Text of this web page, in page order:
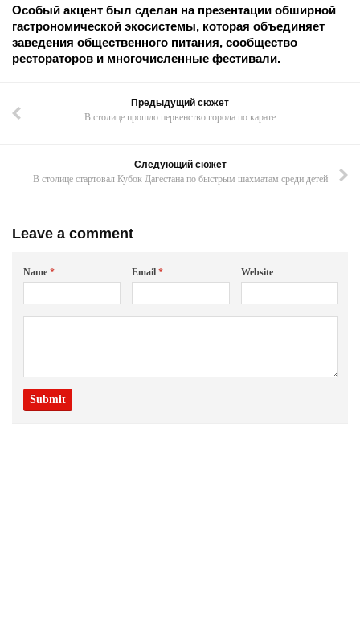
Особый акцент был сделан на презентации обширной
гастрономической экосистемы, которая объединяет
заведения общественного питания, сообщество
рестораторов и многочисленные фестивали.
Предыдущий сюжет
В столице прошло первенство города по карате
Следующий сюжет
В столице стартовал Кубок Дагестана по быстрым шахматам среди детей
Leave a comment
Name * Email* Website